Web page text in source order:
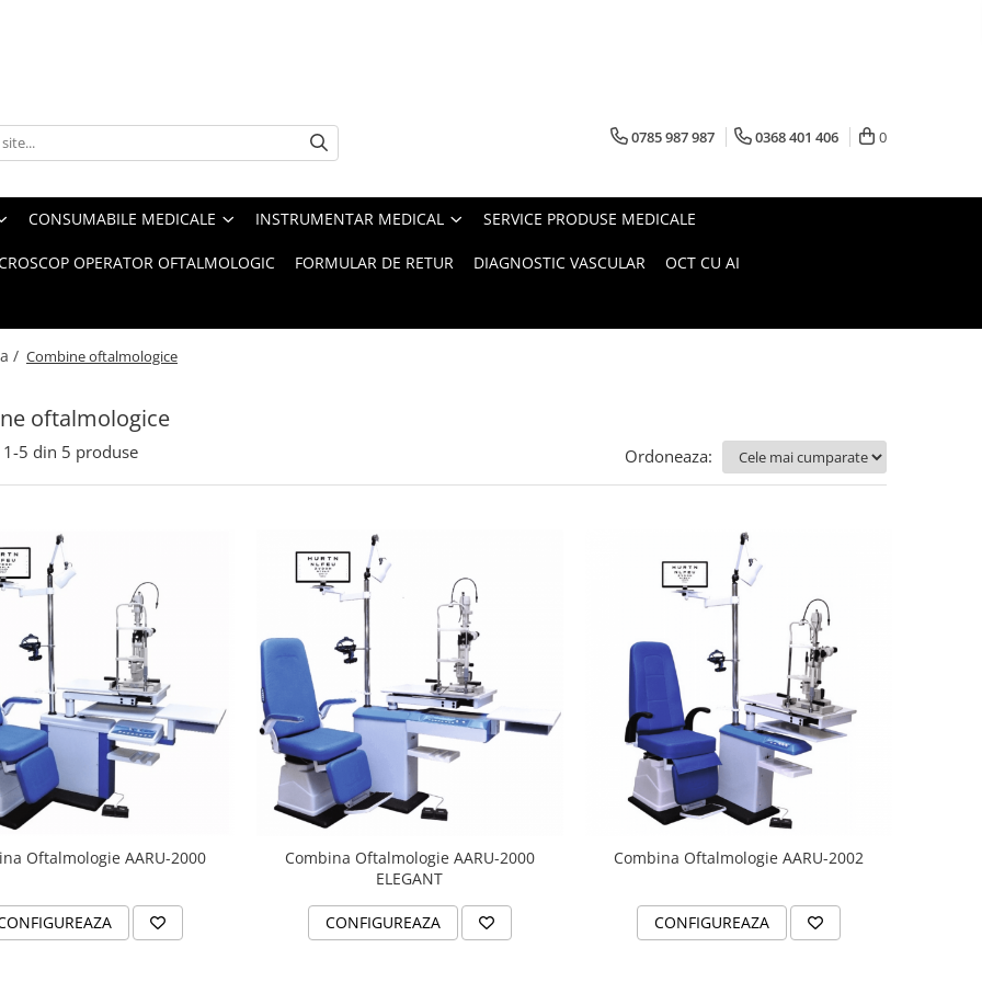
0785 987 987 0368 401 406 0
CONSUMABILE MEDICALE INSTRUMENTAR MEDICAL SERVICE PRODUSE MEDICALE
OPERATOR OFTALMOLOGIC FORMULAR DE RETUR DIAGNOSTIC VASCULAR OCT CU AI
/ Combine oftalmologice
oftalmologice
1-5 din 5 produse Ordoneaza:
Oftalmologie AARU-2000
Combina Oftalmologie AARU-2000
ELEGANT
CONFIGUREAZA
Combina Oftalmologie AARU-2002
CONFIGUREAZA